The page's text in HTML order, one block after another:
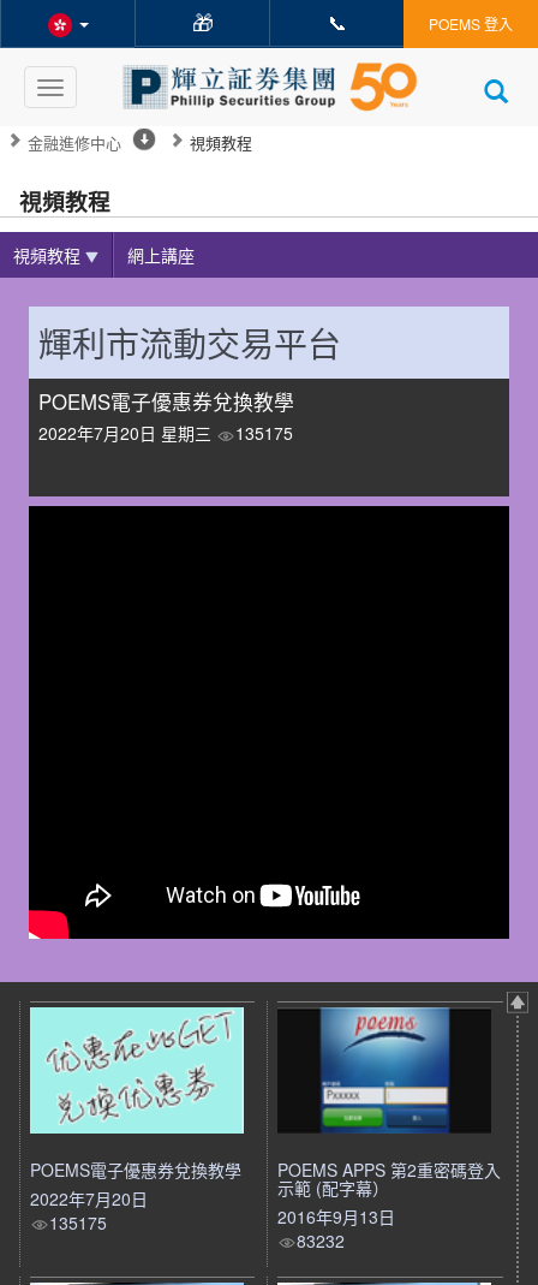
🎁 📞 POEMS 登入
Toggle
navigation
金融進修中心 視頻教程
視頻教程
視頻教程 網上講座
輝利市流動交易平台
POEMS電子優惠券兌換教學
2022年7月20日 星期三 135175
POEMS電子優惠券兌換教學
2022年7月20日
135175
POEMS APPS 第2重密碼登入
示範 (配字幕）
2016年9月13日
83232